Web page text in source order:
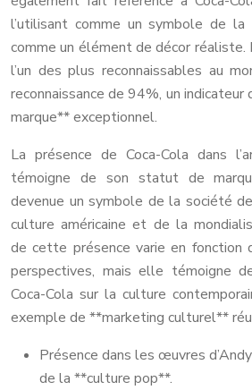
l’utilisant comme un symbole de la
comme un élément de décor réaliste.
l’un des plus reconnaissables au
reconnaissance de 94%, un
marque** exceptionnel.
La présence de Coca-Cola dans
témoigne de son statut de
devenue un symbole de la société
culture américaine et de la
de cette présence varie en
perspectives, mais elle témoigne
Coca-Cola sur la culture
exemple de **marketing culturel**
Présence dans les œuvres
de la **culture pop**.